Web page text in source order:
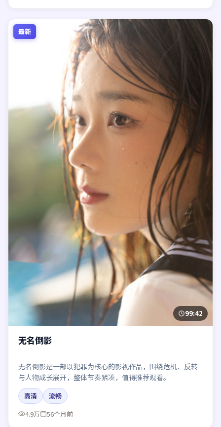
最新
99:42
无名倒影
无名倒影是一部以犯罪为核心的影视作品，围绕危机、反转
与人物成长展开，整体节奏紧凑，值得推荐观看。
高清
流畅
4.9万
56个月前